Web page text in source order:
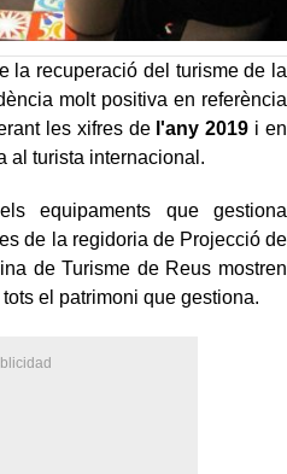
la recuperació del turisme de la
molt positiva en referència
les xifres de l'any 2019 i en
al turista internacional.
equipaments que gestiona
de la regidoria de Projecció de
de Turisme de Reus mostren
el patrimoni que gestiona.